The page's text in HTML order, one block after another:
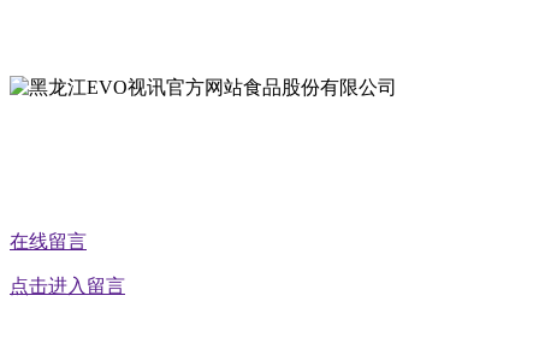
在线留言
点击进入留言